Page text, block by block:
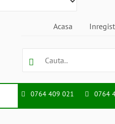
Acasa
0764 409 021 0764